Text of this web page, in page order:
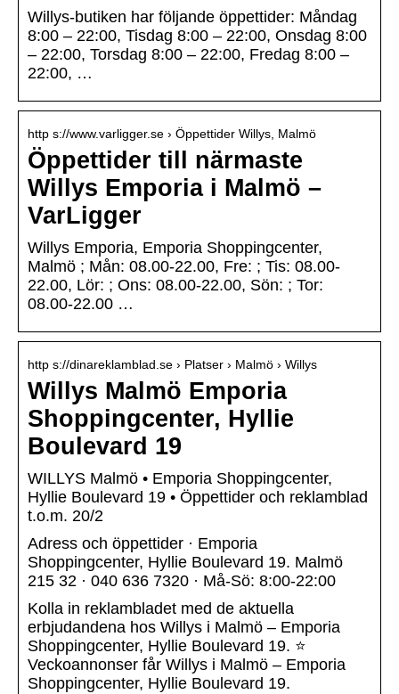
Willys-butiken har följande öppettider: Måndag
8:00 – 22:00, Tisdag 8:00 – 22:00, Onsdag 8:00
– 22:00, Torsdag 8:00 – 22:00, Fredag 8:00 –
22:00, …
http s://www.varligger.se › Öppettider Willys, Malmö
Öppettider till närmaste
Willys Emporia i Malmö –
VarLigger
Willys Emporia, Emporia Shoppingcenter,
Malmö ; Mån: 08.00-22.00, Fre: ; Tis: 08.00-
22.00, Lör: ; Ons: 08.00-22.00, Sön: ; Tor:
08.00-22.00 …
http s://dinareklamblad.se › Platser › Malmö › Willys
Willys Malmö Emporia
Shoppingcenter, Hyllie
Boulevard 19
WILLYS Malmö • Emporia Shoppingcenter,
Hyllie Boulevard 19 • Öppettider och reklamblad
t.o.m. 20/2
Adress och öppettider · Emporia
Shoppingcenter, Hyllie Boulevard 19. Malmö
215 32 · 040 636 7320 · Må-Sö: 8:00-22:00
Kolla in reklambladet med de aktuella
erbjudandena hos Willys i Malmö – Emporia
Shoppingcenter, Hyllie Boulevard 19. ⭐
Veckoannonser får Willys i Malmö – Emporia
Shoppingcenter, Hyllie Boulevard 19.